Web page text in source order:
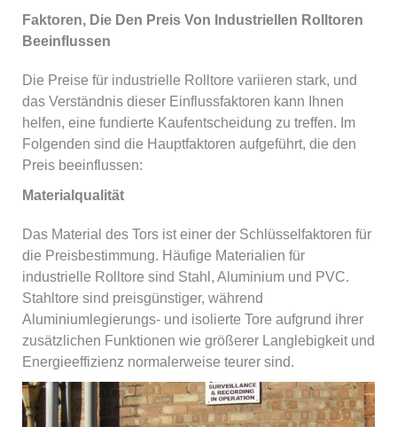
Faktoren, Die Den Preis Von Industriellen Rolltoren
Beeinflussen
Die Preise für industrielle Rolltore variieren stark, und
das Verständnis dieser Einflussfaktoren kann Ihnen
helfen, eine fundierte Kaufentscheidung zu treffen. Im
Folgenden sind die Hauptfaktoren aufgeführt, die den
Preis beeinflussen:
Materialqualität
Das Material des Tors ist einer der Schlüsselfaktoren für
die Preisbestimmung. Häufige Materialien für
industrielle Rolltore sind Stahl, Aluminium und PVC.
Stahltore sind preisgünstiger, während
Aluminiumlegierungs- und isolierte Tore aufgrund ihrer
zusätzlichen Funktionen wie größerer Langlebigkeit und
Energieeffizienz normalerweise teurer sind.